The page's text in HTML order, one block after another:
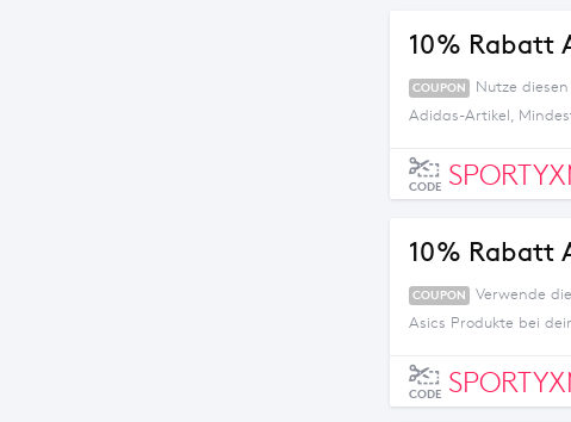
10% Rabatt
COUPON
Nutze
Adidas-Artikel,
CODE
10% Rabatt
COUPON
Verwende
Asics Produkte bei
CODE